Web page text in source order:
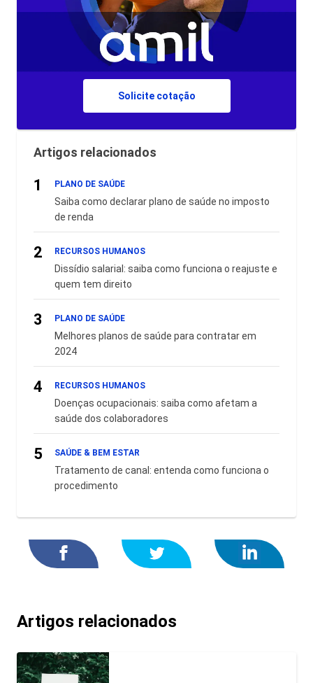
Solicite cotação
Artigos relacionados
1 PLANO DE SAÚDE
Saiba como declarar plano de saúde no imposto
de renda
2 RECURSOS HUMANOS
Dissídio salarial: saiba como funciona o reajuste e
quem tem direito
3 PLANO DE SAÚDE
Melhores planos de saúde para contratar em
2024
4 RECURSOS HUMANOS
Doenças ocupacionais: saiba como afetam a
saúde dos colaboradores
5 SAÚDE & BEM ESTAR
Tratamento de canal: entenda como funciona o
procedimento
Artigos relacionados